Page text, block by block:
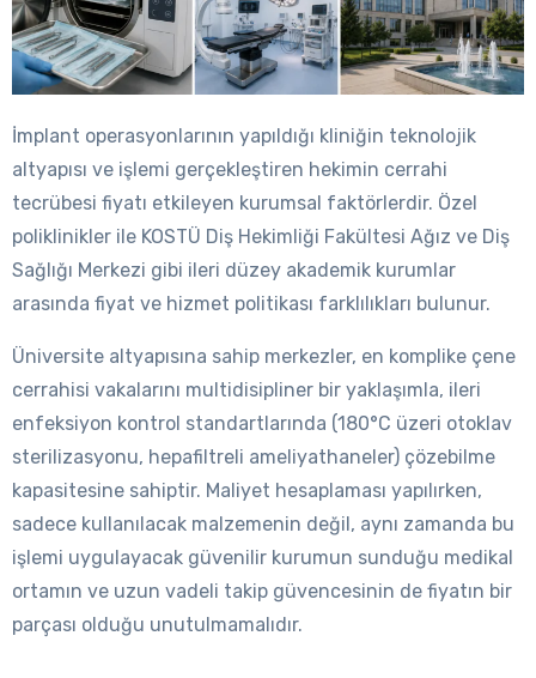
İmplant operasyonlarının yapıldığı kliniğin teknolojik
altyapısı ve işlemi gerçekleştiren hekimin cerrahi
tecrübesi fiyatı etkileyen kurumsal faktörlerdir. Özel
poliklinikler ile KOSTÜ Diş Hekimliği Fakültesi Ağız ve Diş
Sağlığı Merkezi gibi ileri düzey akademik kurumlar
arasında fiyat ve hizmet politikası farklılıkları bulunur.
Üniversite altyapısına sahip merkezler, en komplike çene
cerrahisi vakalarını multidisipliner bir yaklaşımla, ileri
enfeksiyon kontrol standartlarında (180°C üzeri otoklav
sterilizasyonu, hepafiltreli ameliyathaneler) çözebilme
kapasitesine sahiptir. Maliyet hesaplaması yapılırken,
sadece kullanılacak malzemenin değil, aynı zamanda bu
işlemi uygulayacak güvenilir kurumun sunduğu medikal
ortamın ve uzun vadeli takip güvencesinin de fiyatın bir
parçası olduğu unutulmamalıdır.